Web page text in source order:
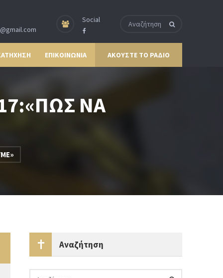
Social
ΕΠΙΚΟΙΝΩΝΙΑ ΑΚΟΥΣΤΕ ΤΟ ΡΑΔΙΟ
ΝΑ
Αναζήτηση